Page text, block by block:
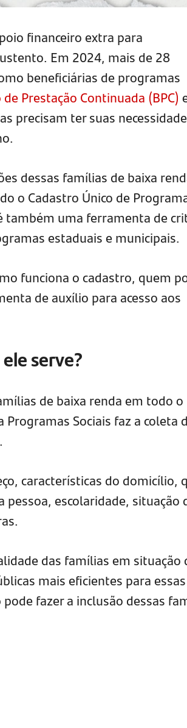
financeiro extra para
Em 2024, mais de 28
beneficiárias de programas
Prestação Continuada (BPC)
precisam ter suas
dessas famílias de baixa
o Cadastro Único de
também uma ferramenta de
estaduais e municipais.
funciona o cadastro, quem
de auxílio para acesso aos
serve?
de baixa renda em todo o
Sociais faz a coleta
características do domicílio,
escolaridade, situação
das famílias em situação
mais eficientes para essas
fazer a inclusão dessas